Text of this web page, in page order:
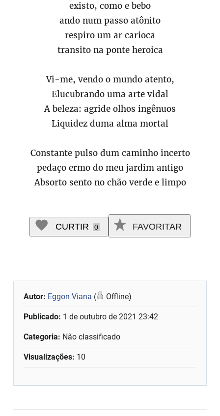
existo, como e bebo
ando num passo atônito
respiro um ar carioca
transito na ponte heroica
Vi-me, vendo o mundo atento,
Elucubrando uma arte vidal
A beleza: agride olhos ingênuos
Liquidez duma alma mortal
Constante pulso dum caminho incerto
pedaço ermo do meu jardim antigo
Absorto sento no chão verde e limpo
CURTIR 0 FAVORITAR
Autor: Eggon Viana ( Offline)
Publicado: 1 de outubro de 2021 23:42
Categoria: Não classificado
Visualizações: 10